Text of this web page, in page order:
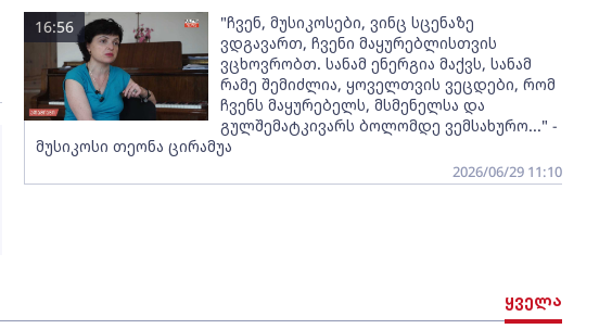
"ჩვენ, მუსიკოსები, ვინც სცენაზე
ვდგავართ, ჩვენი მაყურებლისთვის
ვცხოვრობთ. სანამ ენერგია მაქვს, სანამ
რამე შემიძლია, ყოველთვის ვეცდები, რომ
ჩვენს მაყურებელს, მსმენელსა და
გულშემატკივარს ბოლომდე ვემსახურო..." -
მუსიკოსი თეონა ცირამუა
16:56
2026/06/29 11:10
ყველა